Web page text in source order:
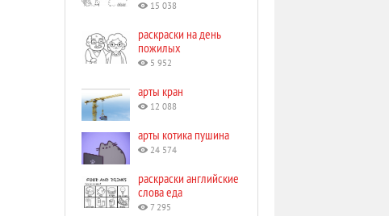
15 038
раскраски на день
пожилых
5 952
арты кран
12 088
арты котика пушина
24 574
раскраски английские
слова еда
7 295